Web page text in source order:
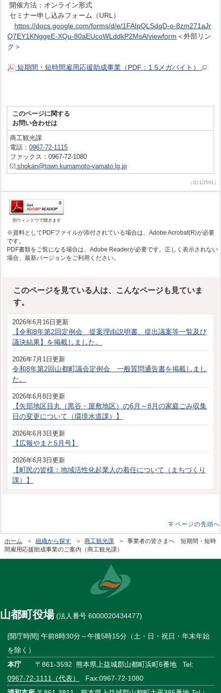
開催方法：オンライン形式
セミナー申し込みフォーム（URL）
https://docs.google.com/forms/d/e/1FAIpQLSdqD-o-8zm271aJr
Q7EY1KNggeE-XQu-80aEUcoWLddkP2MsA/viewform ＜外部リン
ク＞
短期間・短時間雇用応援助成事業（PDF：1.5メガバイト）
このページに関する
お問い合わせは
商工観光課
電話：0967-72-1115
ファックス：0967-72-1080
shokan@town.kumamoto-yamato.lg.jp
（ID:10591）
別ウィンドウで開きます
※資料としてPDFファイルが添付されている場合は、Adobe Acrobat(R)が必要
です。
PDF書類をご覧になる場合は、Adobe Readerが必要です。正しく表示されない
場合、最新バージョンをご利用ください。
このページを見ている人は、こんなページも見ていま
す。
2026年6月16日更新
【令和8年第2回定例会 提案理由説明書、提出議案等一覧及び
議決結果】を掲載しました。
2026年7月1日更新
令和8年第2回山都町議会定例会 一般質問通告書を掲載しまし
た。
2026年6月8日更新
【矢部地区目丸（黒谷・屋敷地区）の6月～8月の家庭ごみ収集
日の変更について（環境水道課）】
2026年6月3日更新
【広報やまと5月号】
2026年6月3日更新
【町民の皆様：地域活性化起業人の着任について（まちづくり
課）】
ページの先頭へ
ホーム ＞組織から探す ＞商工観光課
＞ 事業者の皆さまへ 短期間・短時
間雇用応援助成事業のご案内（商工観光課）
山都町役場(法人番号 6000020434477)
[開庁時間] 午前8時30分～午後5時15分（土・日・祝日・年末年始
を除く）
本庁 〒861-3592 熊本県上益城郡山都町浜町6番地 Tel:
0967-72-1111（代表）
Fax:0967-72-1080